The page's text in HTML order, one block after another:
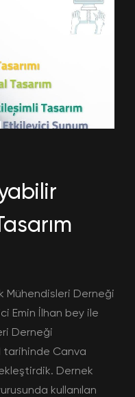
Mühendisleri Derneği
Emin İlhan bey ile
Derneği
tarihinde Canva
Dernek
kullanılan